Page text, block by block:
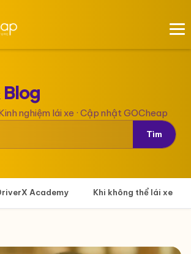
Blog
nghiệm lái xe · Cập nhật GOCheap
Tìm
Academy Khi không thể lái xe